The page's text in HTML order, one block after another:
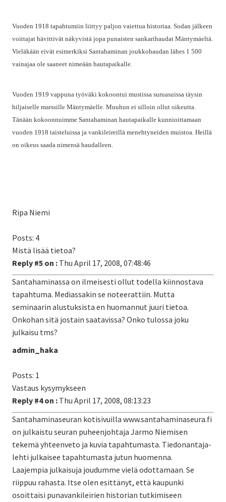
Vuoden 1918 tapahtumiin liittyy paljon vaiettua historiaa. Sodan jälkeen
voittajat hävittivät näkyvistä jopa punaisten sankarihaudat Mäntymäeltä.
Vieläkään eivät esimerkiksi Santahaminan joukkohaudan lähes 1 500
vainajaa ole saaneet nimeään hautapaikalle.
Vuoden 1919 vappuna työväki kokoontui mustissa suruasuissa täysin
hiljaiselle marssille Mäntymäelle. Muuhun ei silloin ollut oikeutta.
Tänään kokoonnuimme Santahaminan hautapaikalle kunnioittamaan
vuoden 1918 taisteluissa ja vankileireillä menehtyneiden muistoa. Heillä
on oikeus saada nimensä haudalleen.
Ripa Niemi
Posts: 4
Mistä lisää tietoa?
Reply #5 on : Thu April 17, 2008, 07:48:46
Santahaminassa on ilmeisesti ollut todella kiinnostava
tapahtuma. Mediassakin se noteerattiin. Mutta
seminaarin alustuksista en huomannut juuri tietoa.
Onkohan sitä jostain saatavissa? Onko tulossa joku
julkaisu tms?
admin_haka
Posts: 1
Vastaus kysymykseen
Reply #4 on : Thu April 17, 2008, 08:13:23
Santahaminaseuran kotisivuilla www.santahaminaseura.fi
on julkaistu seuran puheenjohtaja Jarmo Niemisen
tekemä yhteenveto ja kuvia tapahtumasta. Tiedonantaja-
lehti julkaisee tapahtumasta jutun huomenna.
Laajempia julkaisuja joudumme vielä odottamaan. Se
riippuu rahasta. Itse olen esittänyt, että kaupunki
osoittaisi punavankileirien historian tutkimiseen